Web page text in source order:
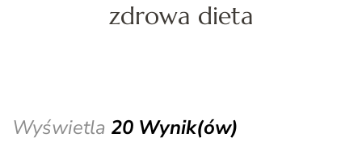
zdrowa dieta
Wyświetla 20 Wynik(ów)